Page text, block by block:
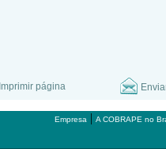
Imprimir página
Empresa | A COBRAPE no